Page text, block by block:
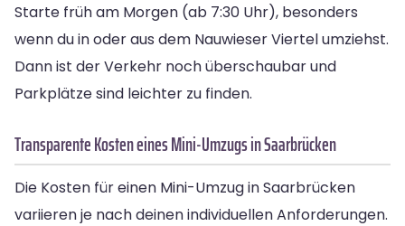
Starte früh am Morgen (ab 7:30 Uhr), besonders
wenn du in oder aus dem Nauwieser Viertel umziehst.
Dann ist der Verkehr noch überschaubar und
Parkplätze sind leichter zu finden.
Transparente Kosten eines Mini-Umzugs in Saarbrücken
Die Kosten für einen Mini-Umzug in Saarbrücken
variieren je nach deinen individuellen Anforderungen.